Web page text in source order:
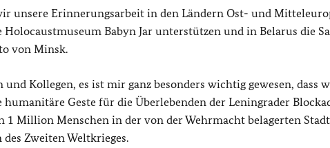
unsere Erinnerungsarbeit in den Ländern Ost- und
Holocaustmuseum Babyn Jar unterstützen und in Belarus die
von Minsk.
und Kollegen, es ist mir ganz besonders wichtig gewesen, dass
Geste für die Überlebenden der Leningrader
1 Million Menschen in der von der Wehrmacht belagerten
Zweiten Weltkrieges.